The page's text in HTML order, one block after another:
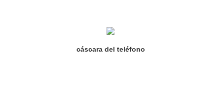
cáscara del teléfono